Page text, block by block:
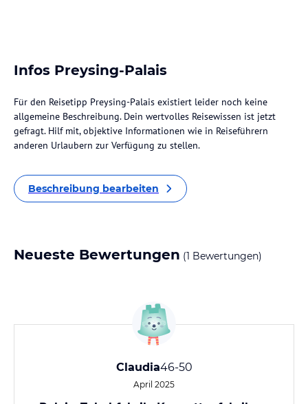
Infos Preysing-Palais
Für den Reisetipp Preysing-Palais existiert leider noch keine
allgemeine Beschreibung. Dein wertvolles Reisewissen ist jetzt
gefragt. Hilf mit, objektive Informationen wie in Reiseführern
anderen Urlaubern zur Verfügung zu stellen.
Beschreibung bearbeiten
Neueste Bewertungen (1 Bewertungen)
Claudia46-50
April 2025